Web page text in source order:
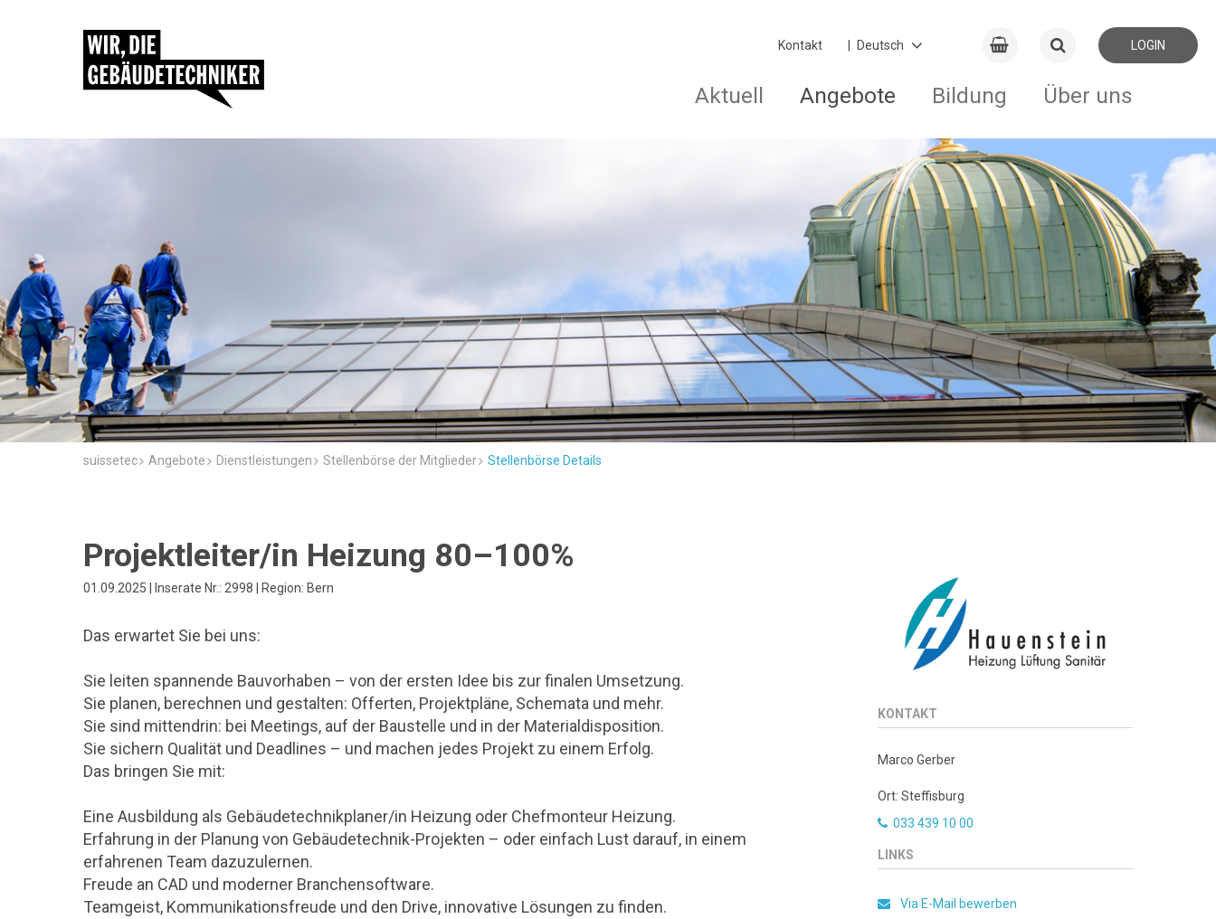
Kontakt LOGIN
Aktuell Angebote Bildung Über uns
suissetec Angebote Dienstleistungen Stellenbörse der Mitglieder Stellenbörse Details
Projektleiter/in Heizung 80–100%
01.09.2025 | Inserate Nr.: 2998 | Region: Bern
Das erwartet Sie bei uns:
Sie leiten spannende Bauvorhaben – von der ersten Idee bis zur finalen Umsetzung.
Sie planen, berechnen und gestalten: Offerten, Projektpläne, Schemata und mehr.
Sie sind mittendrin: bei Meetings, auf der Baustelle und in der Materialdisposition.
Sie sichern Qualität und Deadlines – und machen jedes Projekt zu einem Erfolg.
Das bringen Sie mit:
Eine Ausbildung als Gebäudetechnikplaner/in Heizung oder Chefmonteur Heizung.
Erfahrung in der Planung von Gebäudetechnik-Projekten – oder einfach Lust darauf, in einem
erfahrenen Team dazuzulernen.
Freude an CAD und moderner Branchensoftware.
Teamgeist, Kommunikationsfreude und den Drive, innovative Lösungen zu finden.
KONTAKT
Marco Gerber
Ort: Steffisburg
033 439 10 00
LINKS
Via E-Mail bewerben